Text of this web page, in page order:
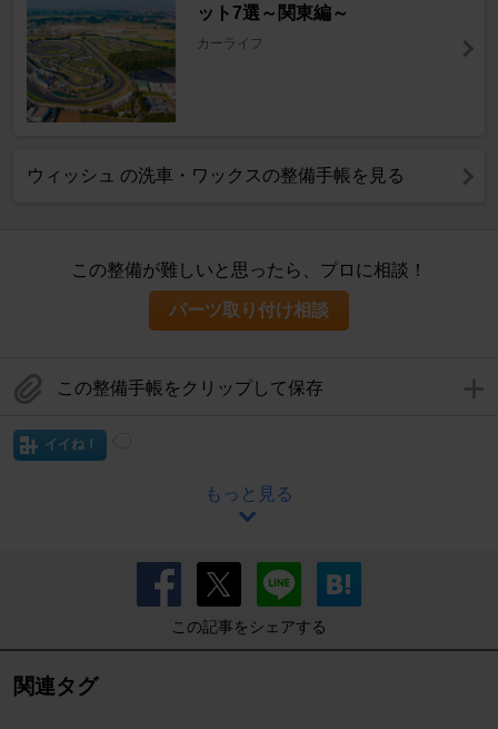
ット7選～関東編～
カーライフ
ウィッシュ の洗車・ワックスの整備手帳を見る
この整備が難しいと思ったら、プロに相談！
パーツ取り付け相談
この整備手帳をクリップして保存
イイね！
もっと見る
この記事をシェアする
関連タグ